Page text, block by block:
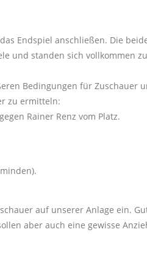
Endspiel anschließen. Die
und standen sich vollkommen
Bedingungen für Zuschauer
zu ermitteln:
Rainer Renz vom Platz.
auf unserer Anlage ein.
aber auch eine gewisse